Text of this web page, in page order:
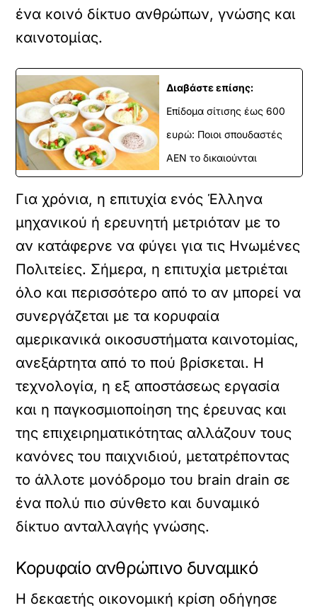
ένα κοινό δίκτυο ανθρώπων, γνώσης και
καινοτομίας.
Διαβάστε επίσης:
Επίδομα σίτισης έως 600
ευρώ: Ποιοι σπουδαστές
ΑΕΝ το δικαιούνται
Για χρόνια, η επιτυχία ενός Έλληνα
μηχανικού ή ερευνητή μετριόταν με το
αν κατάφερνε να φύγει για τις Ηνωμένες
Πολιτείες. Σήμερα, η επιτυχία μετριέται
όλο και περισσότερο από το αν μπορεί να
συνεργάζεται με τα κορυφαία
αμερικανικά οικοσυστήματα καινοτομίας,
ανεξάρτητα από το πού βρίσκεται. Η
τεχνολογία, η εξ αποστάσεως εργασία
και η παγκοσμιοποίηση της έρευνας και
της επιχειρηματικότητας αλλάζουν τους
κανόνες του παιχνιδιού, μετατρέποντας
το άλλοτε μονόδρομο του brain drain σε
ένα πολύ πιο σύνθετο και δυναμικό
δίκτυο ανταλλαγής γνώσης.
Κορυφαίο ανθρώπινο δυναμικό
Η δεκαετής οικονομική κρίση οδήγησε